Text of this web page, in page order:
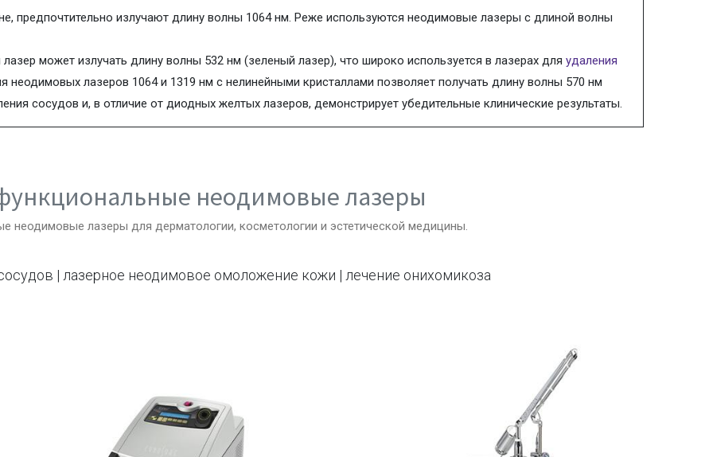
предпочтительно излучают длину волны 1064 нм. Реже используются неодимовые лазеры с длиной волны
может излучать длину волны 532 нм (зеленый лазер), что широко используется в лазерах дляудаления
неодимовых лазеров 1064 и 1319 нм с нелинейными кристаллами позволяет получать длину волны 570 нм
сосудов и, в отличие от диодных желтых лазеров, демонстрирует убедительные клинические результаты.
неодимовые лазеры
неодимовые лазеры для дерматологии, косметологии и эстетической медицины.
| лазерное неодимовое омоложение кожи | лечение онихомикоза